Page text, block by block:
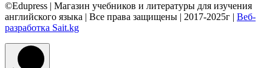
©Edupress | Магазин учебников и литературы для изучения
английского языка | Все права защищены | 2017-2025г | Веб-
разработка Sait.kg